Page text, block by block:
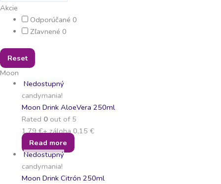
Akcie
Odporúčané 0
Zľavnené 0
Reset
Moon
Nedostupný
candymania!
Moon Drink AloeVera 250ml
Rated 0out of 5
1,79€+ záloha 0,15 €
Read more
Nedostupný
candymania!
Moon Drink Citrón 250ml